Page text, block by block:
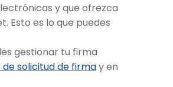
y que ofrezca
Esto es lo que puedes
gestionar tu firma
solicitud de firmay en